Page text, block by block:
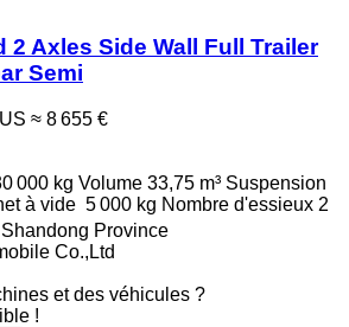
2 Axles Side Wall Full Trailer
Semi
≈ 8 655 €
000 kg Volume 33,75 m³ Suspension
à vide 5 000 kg Nombre d'essieux 2
Province
Co.,Ltd
et des véhicules ?
!